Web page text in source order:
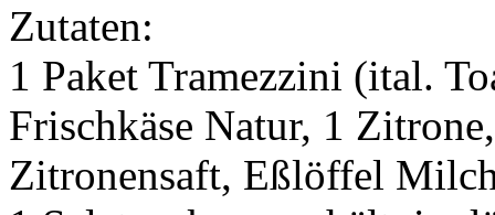
Zutaten:
1 Paket Tramezzini (ital.
Frischkäse Natur, 1
Zitronensaft, Eßlöffel